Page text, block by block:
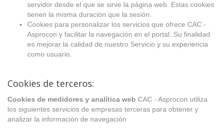
servidor desde el que se sirve la página web. Estas cookies
tienen la misma duración que la sesión.
Cookies para personalizar los servicios que ofrece CAC -
Asprocon y facilitar la navegación en el portal. Su finalidad
es mejorar la calidad de nuestro Servicio y su experiencia
como usuario.
Cookies de terceros:
Cookies de medidores y analítica web CAC - Asprocon utiliza
los siguientes servicios de empresas terceras para obtener y
analizar la información de navegación